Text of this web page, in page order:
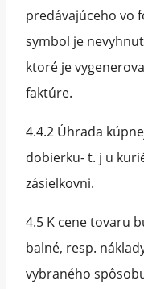
predávajúceho vo
symbol je
ktoré je
faktúre.
4.4.2 Úhrada
dobierku- t. j u
zásielkovni.
4.5 K cene tovaru
balné, resp.
vybraného